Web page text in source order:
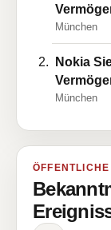
München
Nokia
München